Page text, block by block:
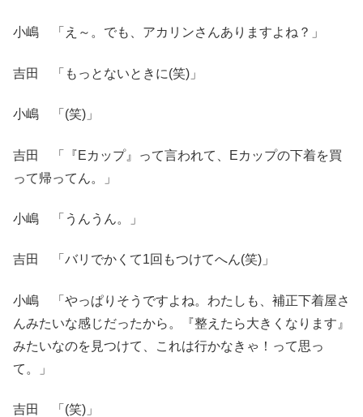
小嶋 「え～。でも、アカリンさんありますよね？」
吉田 「もっとないときに(笑)」
小嶋 「(笑)」
吉田 「『Eカップ』って言われて、Eカップの下着を買
って帰ってん。」
小嶋 「うんうん。」
吉田 「バリでかくて1回もつけてへん(笑)」
小嶋 「やっぱりそうですよね。わたしも、補正下着屋さ
んみたいな感じだったから。『整えたら大きくなります』
みたいなのを見つけて、これは行かなきゃ！って思っ
て。」
吉田 「(笑)」